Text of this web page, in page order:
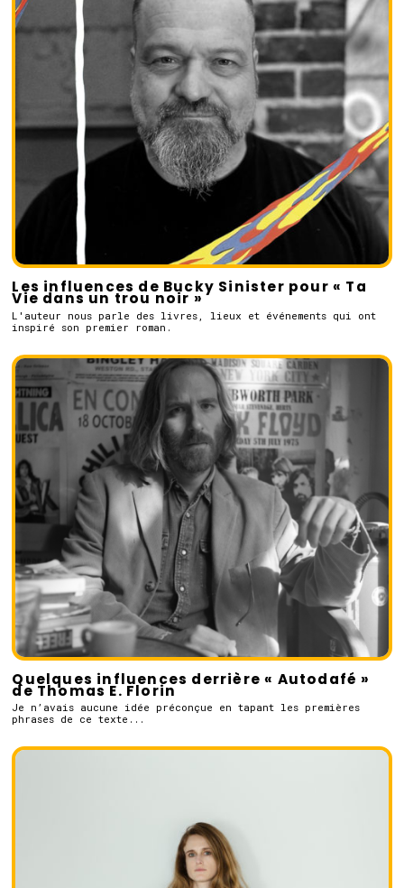
Les influences de Bucky Sinister pour « Ta
Vie dans un trou noir »
L'auteur nous parle des livres, lieux et événements qui ont
inspiré son premier roman.
Quelques influences derrière « Autodafé »
de Thomas E. Florin
Je n’avais aucune idée préconçue en tapant les premières
phrases de ce texte...